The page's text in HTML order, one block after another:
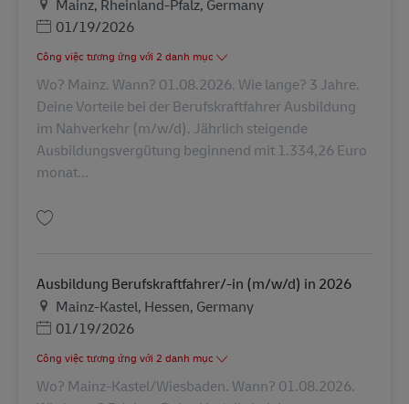
Mainz, Rheinland-Pfalz, Germany
Posted Date
01/19/2026
Công việc tương ứng với 2 danh mục
Wo? Mainz. Wann? 01.08.2026. Wie lange? 3 Jahre.
Deine Vorteile bei der Berufskraftfahrer Ausbildung
im Nahverkehr (m/w/d). Jährlich steigende
Ausbildungsvergütung beginnend mit 1.334,26 Euro
monat...
Ausbildung Berufskraftfahrer/-in (m/w/d) in 2026
Địa điểm
Mainz-Kastel, Hessen, Germany
Posted Date
01/19/2026
Công việc tương ứng với 2 danh mục
Wo? Mainz-Kastel/Wiesbaden. Wann? 01.08.2026.